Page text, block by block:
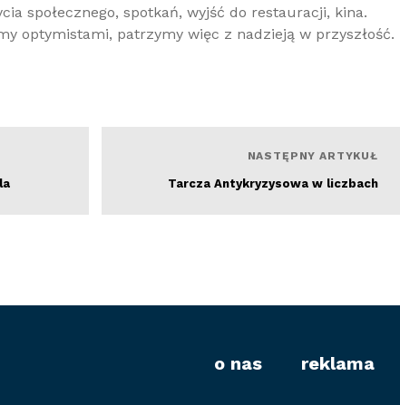
społecznego, spotkań, wyjść do restauracji, kina.
optymistami, patrzymy więc z nadzieją w przyszłość.
NASTĘPNY ARTYKUŁ
Tarcza Antykryzysowa w liczbach
o nas reklama